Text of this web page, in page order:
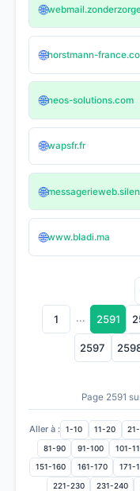
🌐
🌐horstmann-
🌐neos-solutions.com
🌐wapsfr.fr
🌐
🌐www.bladi.ma
1 ... 2591
2597
Page 2591
Aller à : 1-10 11-20
81-90 91-100 101-
151-160 161-170 171-
221-230 231-240